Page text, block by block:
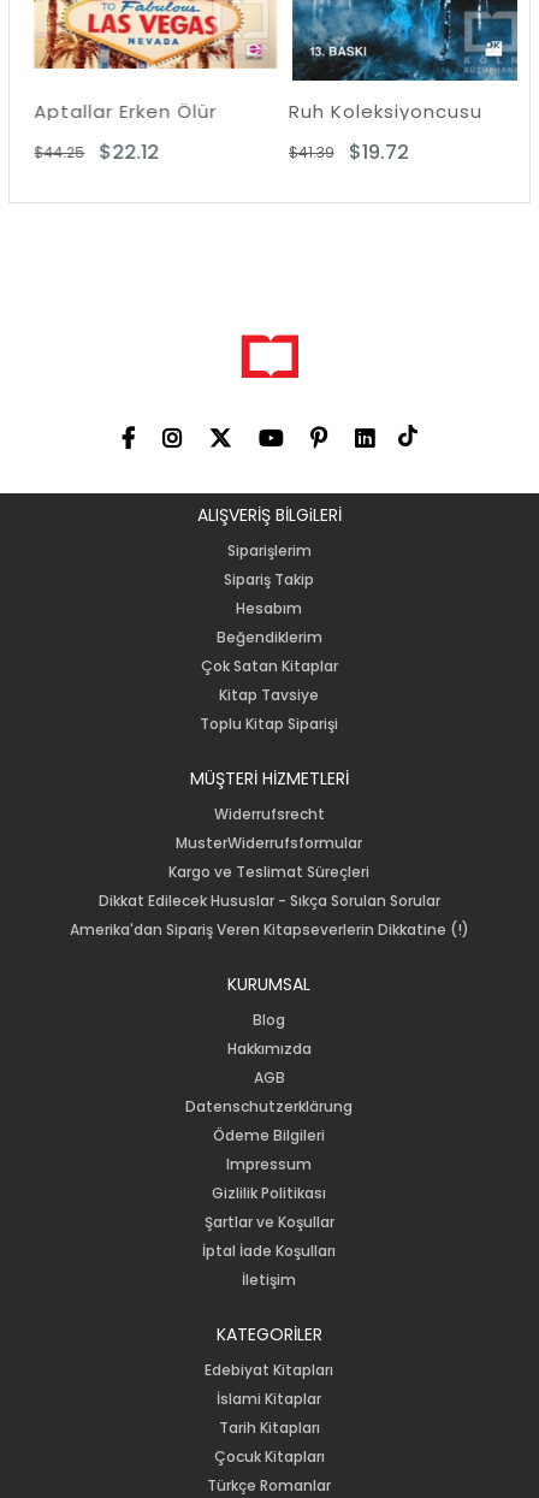
Aptallar Erken Ölür
$22.12
$44.25
Ruh Koleksiyoncusu
$19.72
$41.39
ALIŞVERİŞ BİLGiLERİ
Siparişlerim
Sipariş Takip
Hesabım
Beğendiklerim
Çok Satan Kitaplar
Kitap Tavsiye
Toplu Kitap Siparişi
MÜŞTERİ HİZMETLERİ
Widerrufsrecht
MusterWiderrufsformular
Kargo ve Teslimat Süreçleri
Dikkat Edilecek Hususlar - Sıkça Sorulan Sorular
Amerika'dan Sipariş Veren Kitapseverlerin Dikkatine (!)
KURUMSAL
Blog
Hakkımızda
AGB
Datenschutzerklärung
Ödeme Bilgileri
Impressum
Gizlilik Politikası
Şartlar ve Koşullar
İptal İade Koşulları
İletişim
KATEGORİLER
Edebiyat Kitapları
İslami Kitaplar
Tarih Kitapları
Çocuk Kitapları
Türkçe Romanlar